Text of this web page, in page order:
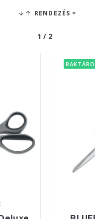
RENDEZÉS
1 / 2